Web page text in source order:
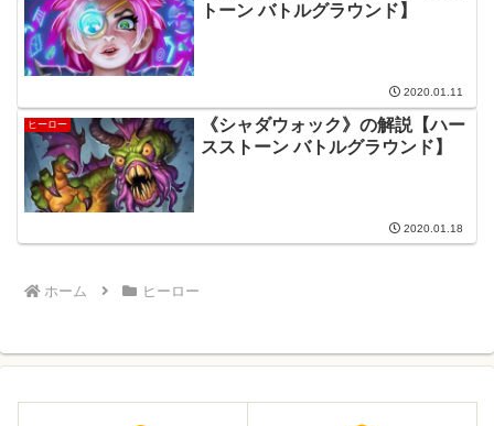
トーン バトルグラウンド】
2020.01.11
ヒーロー
《シャダウォック》の解説【ハー
スストーン バトルグラウンド】
2020.01.18
ホーム ヒーロー